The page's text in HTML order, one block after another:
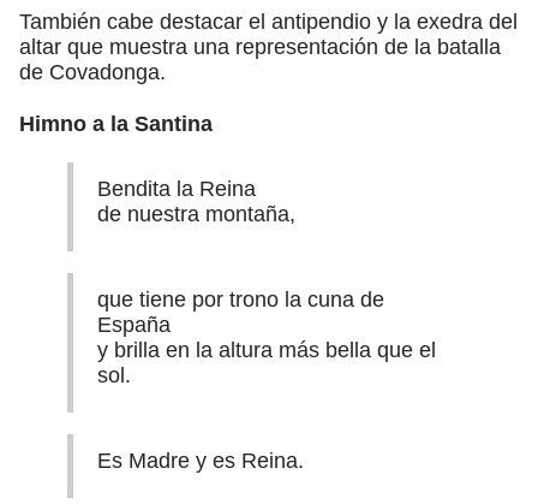
También cabe destacar el antipendio y la exedra del
altar que muestra una representación de la batalla
de Covadonga.
Himno a la Santina
Bendita la Reina
de nuestra montaña,
que tiene por trono la cuna de
España
y brilla en la altura más bella que el
sol.
Es Madre y es Reina.